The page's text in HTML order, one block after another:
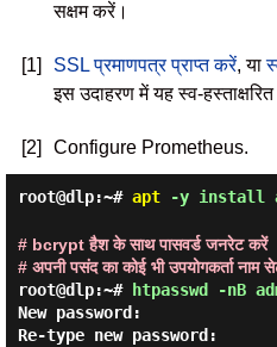
सक्षम करें।
[1] SSL प्रमाणपत्र प्राप्त करें, या
इस उदाहरण में यह स्व-
[2] Configure Prometheus.
root@dlp:~# apt-y install
# bcrypt हैश के साथ पासवर्ड जनरेट करें
# अपनी पसंद का कोई भी उपयोगकर्ता नाम
root@dlp:~#
htpasswd -nB
New password:
Re-type new password: